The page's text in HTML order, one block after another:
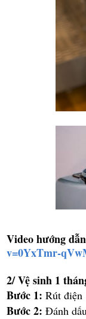
Video hướng
v=0YxTmr-
2/ Vệ sinh 1
Bước 1: Rút điện
Bước 2: Đánh